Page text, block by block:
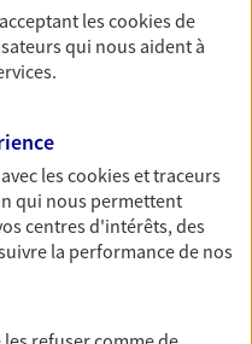
de la Vie
EN LIGNE
avec votre
Un contrat
matériels pro,
oublier votre
lescookiesde
qui nous aident à
lescookies et traceurs
qui nous permettent
centres d'intérêts, des
la performance de nos